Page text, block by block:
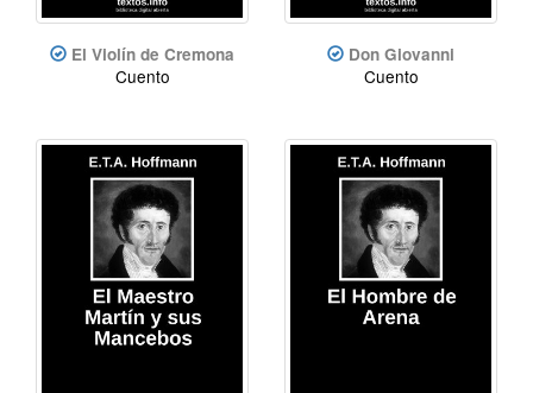
El Violín de Cremona
Cuento
Don Giovanni
Cuento